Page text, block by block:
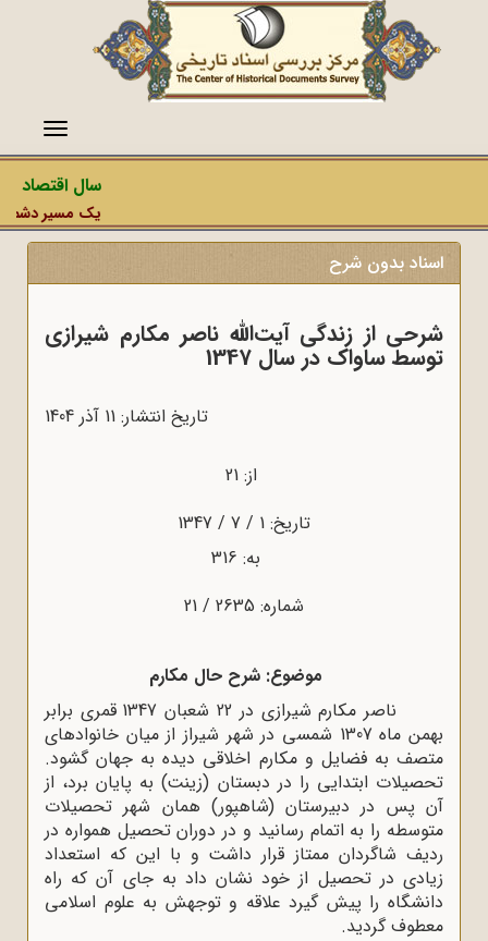
منو
سال اقتصاد
یک مسیر دشمن،
اسناد بدون شرح
شرحی از زندگی آیت‌الله ناصر مکارم شیرازی
توسط ساواک در سال 1347
تاریخ انتشار: 11 آذر 1404
تاریخ: 1 / 7 / 1347
به: 316
شماره: 2635 / 21
موضوع: شرح حال مکارم
ناصر مکارم شیرازی در 22 شعبان 1347 قمری برابر
بهمن ماه 1307 شمسی در شهر شیراز از میان خانوادهای
متصف به فضایل و مکارم اخلاقی دیده به جهان گشود.
تحصیلات ابتدایی را در دبستان (زینت) به پایان برد، از
آن پس در دبیرستان (شاهپور) همان شهر تحصیلات
متوسطه را به اتمام رسانید و در دوران تحصیل همواره در
ردیف شاگردان ممتاز قرار داشت و با این که استعداد
زیادی در تحصیل از خود نشان داد به جای آن که راه
دانشگاه را پیش گیرد علاقه و توجهش به علوم اسلامی
معطوف گردید.